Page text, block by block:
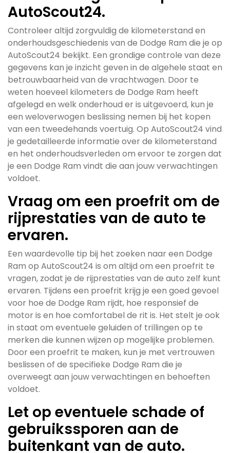
AutoScout24.
Controleer altijd zorgvuldig de kilometerstand en
onderhoudsgeschiedenis van de Dodge Ram die je op
AutoScout24 bekijkt. Een grondige controle van deze
gegevens kan je inzicht geven in de algehele staat en
betrouwbaarheid van de vrachtwagen. Door te
weten hoeveel kilometers de Dodge Ram heeft
afgelegd en welk onderhoud er is uitgevoerd, kun je
een weloverwogen beslissing nemen bij het kopen
van een tweedehands voertuig. Op AutoScout24 vind
je gedetailleerde informatie over de kilometerstand
en het onderhoudsverleden om ervoor te zorgen dat
je een Dodge Ram vindt die aan jouw verwachtingen
voldoet.
Vraag om een proefrit om de
rijprestaties van de auto te
ervaren.
Een waardevolle tip bij het zoeken naar een Dodge
Ram op AutoScout24 is om altijd om een proefrit te
vragen, zodat je de rijprestaties van de auto zelf kunt
ervaren. Tijdens een proefrit krijg je een goed gevoel
voor hoe de Dodge Ram rijdt, hoe responsief de
motor is en hoe comfortabel de rit is. Het stelt je ook
in staat om eventuele geluiden of trillingen op te
merken die kunnen wijzen op mogelijke problemen.
Door een proefrit te maken, kun je met vertrouwen
beslissen of de specifieke Dodge Ram die je
overweegt aan jouw verwachtingen en behoeften
voldoet.
Let op eventuele schade of
gebruikssporen aan de
buitenkant van de auto.